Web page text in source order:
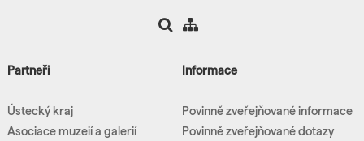
Partneři
Ústecký kraj
Asociace muzeií a galerií
Informace
Povinně zveřejňované informace
Povinně zveřejňované dotazy